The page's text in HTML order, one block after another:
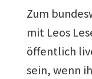
Zum
mit Leos
öffentlich
sein, wenn